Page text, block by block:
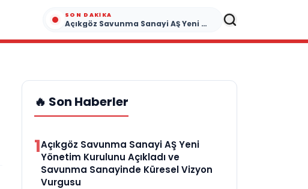
SON DAKIKA
Açıkgöz Savunma Sanayi AŞ Yeni Yönetim Kurulunu Açıkladı ve Savunma Sanayinde Küresel Vizyon Vurgusu
🔥 Son Haberler
1Açıkgöz Savunma Sanayi AŞ Yeni
Yönetim Kurulunu Açıkladı ve
Savunma Sanayinde Küresel Vizyon
Vurgusu